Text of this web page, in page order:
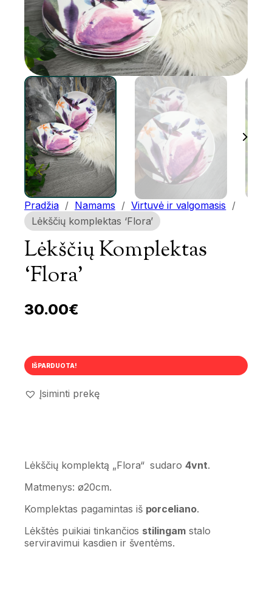
Pradžia / Namams / Virtuvė ir valgomasis /
Lėkščių komplektas ‘Flora’
Lėkščių Komplektas
‘Flora’
30.00€
IŠPARDUOTA!
Įsiminti prekę
Lėkščių komplektą „Flora“ sudaro4vnt.
Matmenys: ø20cm.
Komplektas pagamintas iš porceliano.
Lėkštės puikiai tinkančios stilingam stalo
serviravimui kasdien ir šventėms.